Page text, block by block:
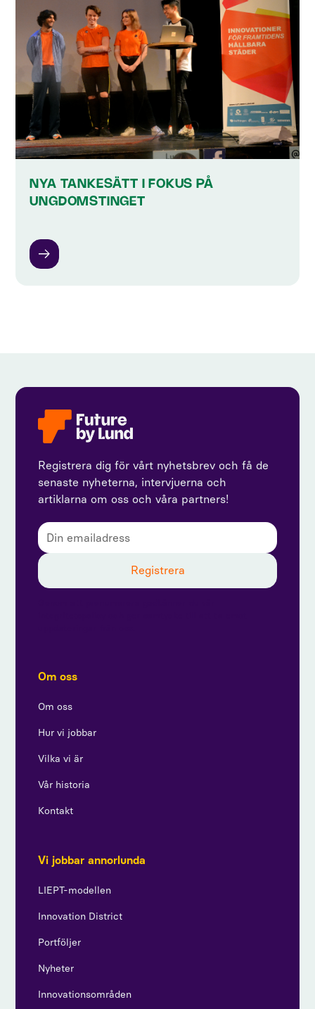
NYA TANKESÄTT I FOKUS PÅ
UNGDOMSTINGET
Registrera dig för vårt nyhetsbrev och få de
senaste nyheterna, intervjuerna och
artiklarna om oss och våra partners!
Om oss
Om oss
Hur vi jobbar
Vilka vi är
Vår historia
Kontakt
Vi jobbar annorlunda
LIEPT-modellen
Innovation District
Portföljer
Nyheter
Innovationsområden